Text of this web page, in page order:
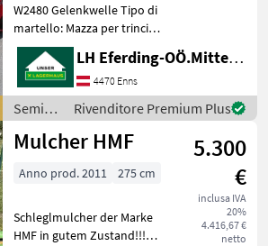
W2480 Gelenkwelle Tipo di
martello: Mazza per trincia,
Ruota libera: Ruota libera
nella trasmissione,
Orientamento laterale:
Idraulico Semina e cura
Trinciatutto
LH Eferding-OÖ.Mitte, Enns
4470 Enns
Semina
e cura /
Tehnos
Rivenditore Premium Plus
Mulcher HMF
5.300
€
inclusa IVA
20%
4.416,67 €
netto
Anno prod. 2011 275 cm
Schleglmulcher der Marke
HMF in gutem Zustand!!!